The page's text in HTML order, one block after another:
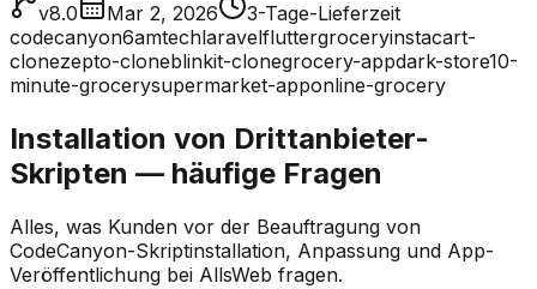
v8.0 Mar 2, 2026
3-Tage-Lieferzeit
codecanyon6amtechlaravelfluttergroceryinstacart-
clonezepto-cloneblinkit-clonegrocery-appdark-store10-
minute-grocerysupermarket-apponline-grocery
Installation von Drittanbieter-
Skripten — häufige Fragen
Alles, was Kunden vor der Beauftragung von
CodeCanyon-Skriptinstallation, Anpassung und App-
Veröffentlichung bei AllsWeb fragen.